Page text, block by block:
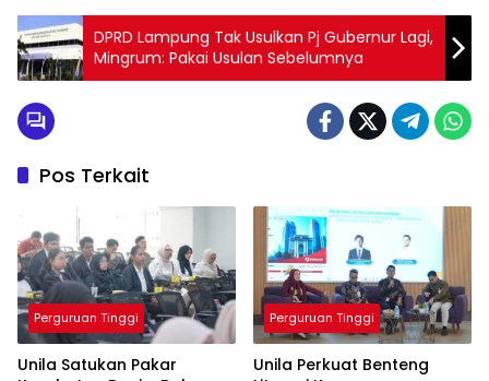
DPRD Lampung Tak Usulkan Pj Gubernur Lagi,
Mingrum: Pakai Usulan Sebelumnya
Pos Terkait
Perguruan Tinggi
Unila Satukan Pakar
Perguruan Tinggi
Unila Perkuat Benteng